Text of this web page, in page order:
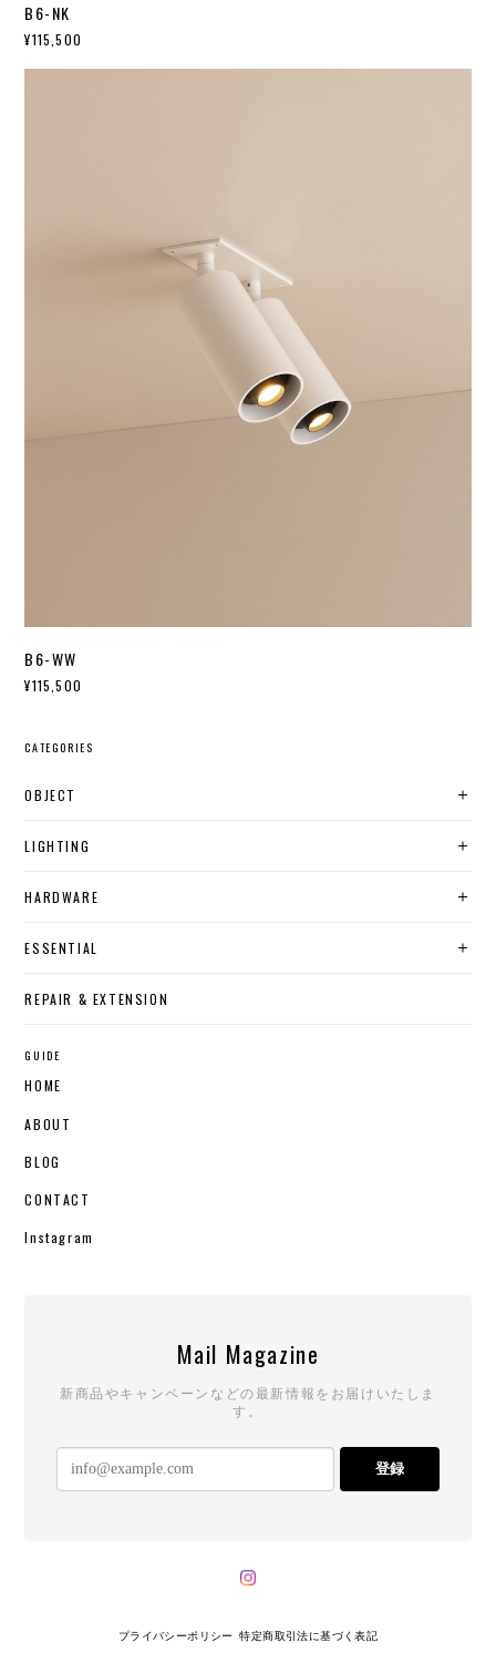
B6-NK
¥115,500
B6-WW
¥115,500
CATEGORIES
OBJECT
LIGHTING
HARDWARE
ESSENTIAL
REPAIR & EXTENSION
GUIDE
HOME
ABOUT
BLOG
CONTACT
Instagram
Mail Magazine
新商品やキャンペーンなどの最新情報をお届けいたしま
す。
登録
プライバシーポリシー 特定商取引法に基づく表記